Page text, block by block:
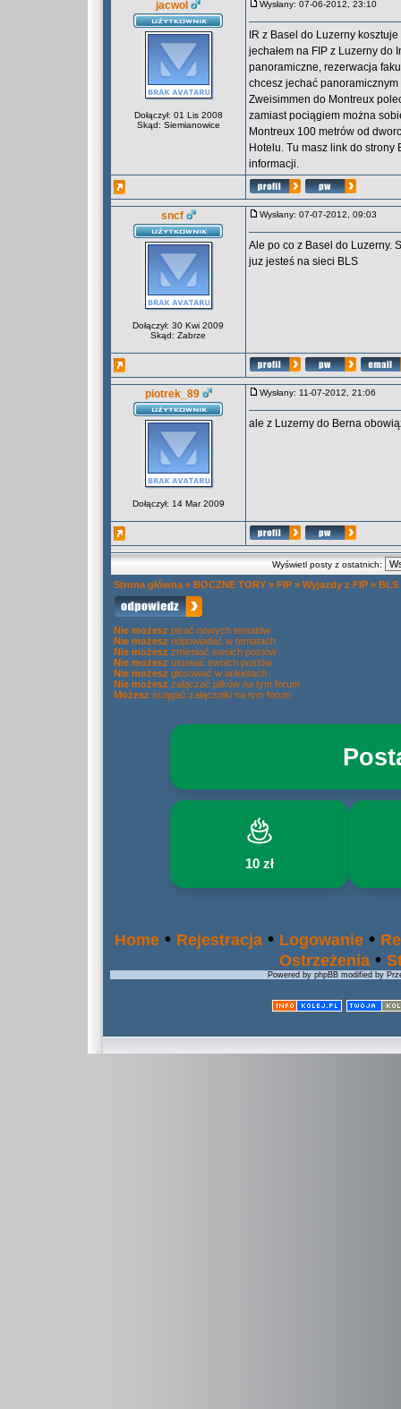
jacwol
Dołączył: 01 Lis 2008
Skąd: Siemianowice
Wysłany: 07-06-2012, 23:10
IR z Basel do Luzerny
jechałem na FIP z Luzerny do
panoramiczne, rezerwacja
chcesz jechać
Zweisimmen do Montreux
zamiast pociągiem można
Montreux 100 metrów od
Hotelu. Tu masz link do strony
informacji.
sncf
Dołączył: 30 Kwi 2009
Skąd: Zabrze
Wysłany: 07-07-2012, 09:03
Ale po co z Basel do Luzerny.
juz jesteś na sieci BLS
piotrek_89
Dołączył: 14 Mar 2009
Wysłany: 11-07-2012, 21:06
ale z Luzerny do Berna
Wyświetl posty z ostatnich:
Strona główna » BOCZNE TORY » FIP » Wyjazdy z FIP » BLS
Nie możesz pisać nowych tematów
Nie możesz odpowiadać w tematach
Nie możesz zmieniać swoich postów
Nie możesz usuwać swoich postów
Nie możesz głosować w ankietach
Nie możesz załączać plików na tym forum
Możesz ściągać załączniki na tym forum
10 zł
Home • Rejestracja • Logowanie •
Ostrzeżenia •
Powered by phpBB modified by